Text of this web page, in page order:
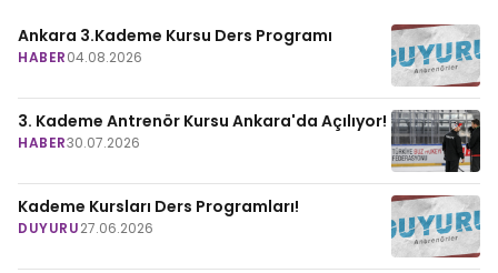
Ankara 3.Kademe Kursu Ders Programı
HABER04.08.2026
3. Kademe Antrenör Kursu Ankara'da Açılıyor!
HABER30.07.2026
Kademe Kursları Ders Programları!
DUYURU27.06.2026